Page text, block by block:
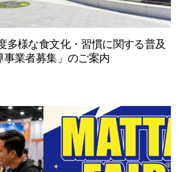
多様な食文化・習慣に関する普及
業者募集」のご案内